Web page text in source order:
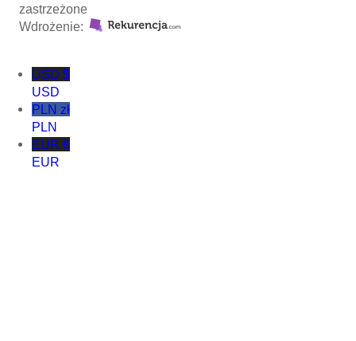
zastrzeżone
Wdrożenie:
USD $
USD
PLN zł
PLN
EUR €
EUR